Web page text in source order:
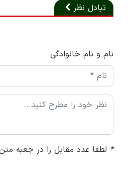
تبادل نظر
نام و نام خانوادگی
* لطفا عدد مقابل را در جعبه